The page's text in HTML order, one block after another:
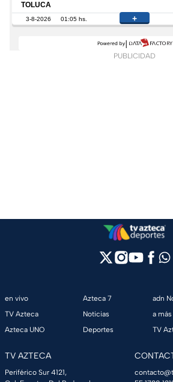
TOLUCA
+
3-8-2026 01:05 hs.
PUBLICIDAD
en vivo
TV Azteca
Azteca UNO
Azteca 7
Noticias
Deportes
adn
a más
TV
TV AZTECA
Periférico Sur 4121,